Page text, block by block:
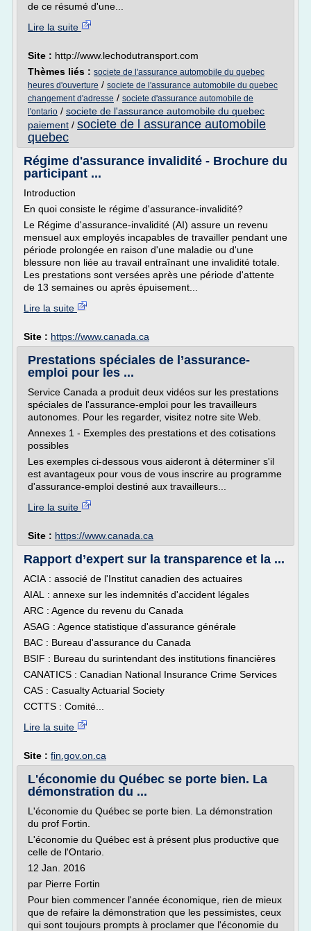
de ce résumé d'une...
Lire la suite
Site : http://www.lechodutransport.com
Thèmes liés : societe de l'assurance automobile du quebec
heures d'ouverture / societe de l'assurance automobile du quebec
changement d'adresse / societe d'assurance automobile de
l'ontario / societe de l'assurance automobile du quebec
paiement / societe de l assurance automobile
quebec
Régime d'assurance invalidité - Brochure du
participant ...
Introduction
En quoi consiste le régime d'assurance-invalidité?
Le Régime d'assurance-invalidité (AI) assure un revenu
mensuel aux employés incapables de travailler pendant une
période prolongée en raison d'une maladie ou d'une
blessure non liée au travail entraînant une invalidité totale.
Les prestations sont versées après une période d'attente
de 13 semaines ou après épuisement...
Lire la suite
Site : https://www.canada.ca
Prestations spéciales de l’assurance-
emploi pour les ...
Service Canada a produit deux vidéos sur les prestations
spéciales de l'assurance-emploi pour les travailleurs
autonomes. Pour les regarder, visitez notre site Web.
Annexes 1 - Exemples des prestations et des cotisations
possibles
Les exemples ci-dessous vous aideront à déterminer s'il
est avantageux pour vous de vous inscrire au programme
d'assurance-emploi destiné aux travailleurs...
Lire la suite
Site : https://www.canada.ca
Rapport d’expert sur la transparence et la ...
ACIA : associé de l'Institut canadien des actuaires
AIAL : annexe sur les indemnités d'accident légales
ARC : Agence du revenu du Canada
ASAG : Agence statistique d'assurance générale
BAC : Bureau d'assurance du Canada
BSIF : Bureau du surintendant des institutions financières
CANATICS : Canadian National Insurance Crime Services
CAS : Casualty Actuarial Society
CCTTS : Comité...
Lire la suite
Site : fin.gov.on.ca
L'économie du Québec se porte bien. La
démonstration du ...
L'économie du Québec se porte bien. La démonstration
du prof Fortin.
L'économie du Québec est à présent plus productive que
celle de l'Ontario.
12 Jan. 2016
par Pierre Fortin
Pour bien commencer l'année économique, rien de mieux
que de refaire la démonstration que les pessimistes, ceux
qui sont toujours prompts à proclamer que l'économie du